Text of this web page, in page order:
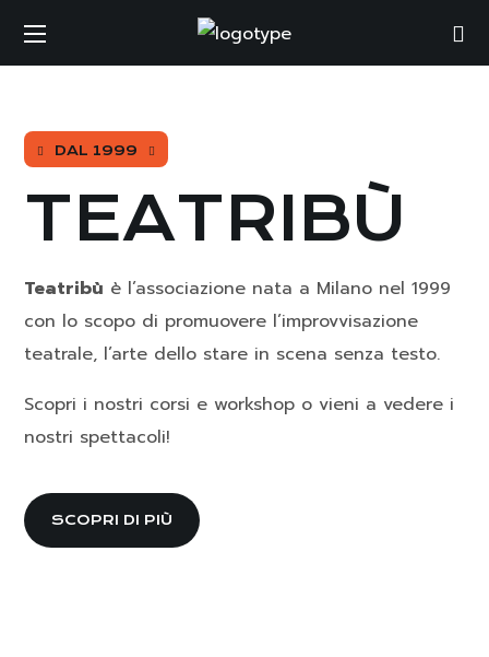
DAL 1999
TEATRIBÙ
Teatribù è l’associazione nata a Milano nel 1999
con lo scopo di promuovere l’improvvisazione
teatrale, l’arte dello stare in scena senza testo.
Scopri i nostri corsi e workshop o vieni a vedere i
nostri spettacoli!
SCOPRI DI PIÙ